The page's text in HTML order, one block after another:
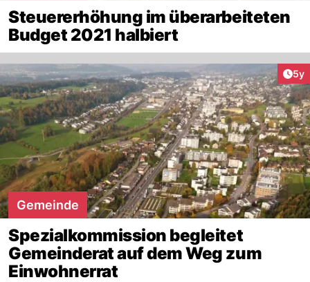
Steuererhöhung im überarbeiteten
Budget 2021 halbiert
5y
Gemeinde
Spezialkommission begleitet
Gemeinderat auf dem Weg zum
Einwohnerrat